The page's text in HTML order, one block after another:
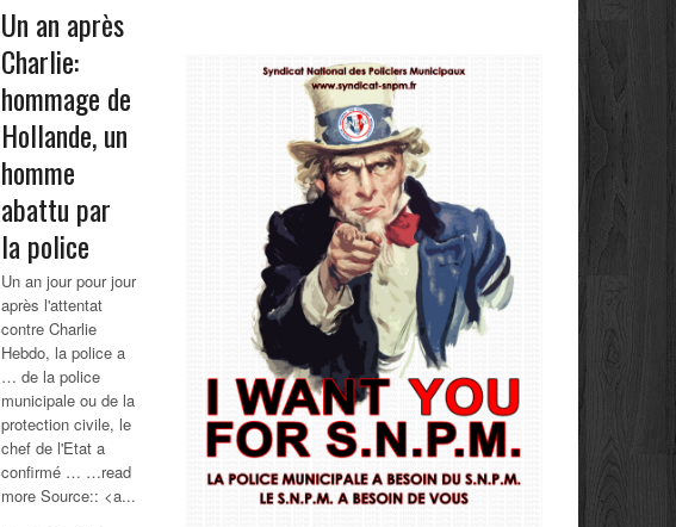
Un an après
Charlie:
hommage de
Hollande, un
homme
abattu par
la police
Un an jour pour jour
après l'attentat
contre Charlie
Hebdo, la police a
… de la police
municipale ou de la
protection civile, le
chef de l'Etat a
confirmé … …read
more Source:: <a...